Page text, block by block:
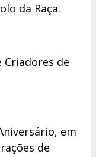
da Raça.
de
em
de